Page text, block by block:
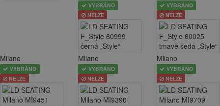
VYBRÁNO
NELZE
VYBRÁNO
NELZE
Milano
VYBRÁNO
NELZE
Milano
VYBRÁNO
NELZE
Milano
VYBRÁNO
NELZE